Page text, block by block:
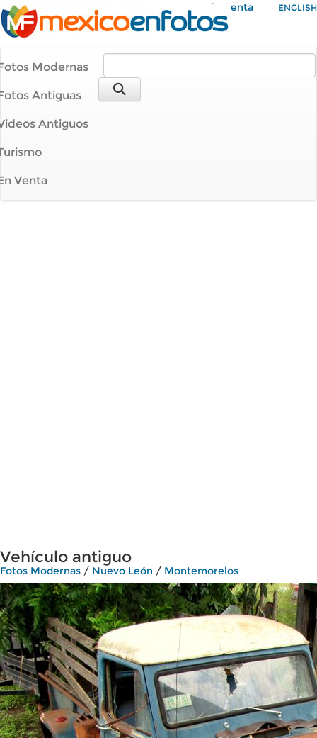
Mi Cuenta ENGLISH
Modernas
Antiguas
Antiguos
Venta
Vehículo antiguo
Fotos Modernas / Nuevo León / Montemorelos